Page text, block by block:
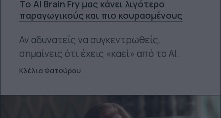
Το AI Brain Fry μας κάνει λιγότερο
παραγωγικούς και πιο κουρασμένους
Αν αδυνατείς να συγκεντρωθείς,
σημαίνεις ότι έχεις «καεί» από το ΑΙ.
Κλέλια Φατούρου